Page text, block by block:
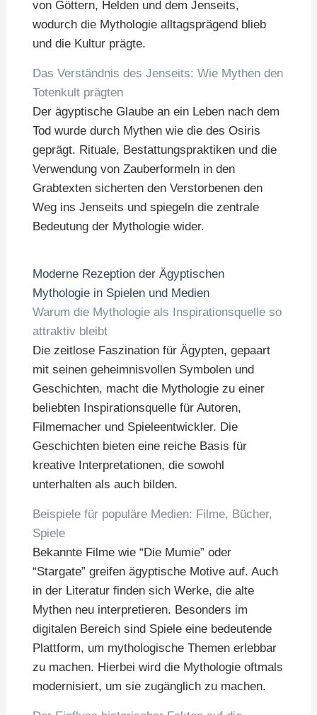
von Göttern, Helden und dem Jenseits,
wodurch die Mythologie alltagsprägend blieb
und die Kultur prägte.
Das Verständnis des Jenseits: Wie Mythen den
Totenkult prägten
Der ägyptische Glaube an ein Leben nach dem
Tod wurde durch Mythen wie die des Osiris
geprägt. Rituale, Bestattungspraktiken und die
Verwendung von Zauberformeln in den
Grabtexten sicherten den Verstorbenen den
Weg ins Jenseits und spiegeln die zentrale
Bedeutung der Mythologie wider.
Moderne Rezeption der Ägyptischen
Mythologie in Spielen und Medien
Warum die Mythologie als Inspirationsquelle so
attraktiv bleibt
Die zeitlose Faszination für Ägypten, gepaart
mit seinen geheimnisvollen Symbolen und
Geschichten, macht die Mythologie zu einer
beliebten Inspirationsquelle für Autoren,
Filmemacher und Spieleentwickler. Die
Geschichten bieten eine reiche Basis für
kreative Interpretationen, die sowohl
unterhalten als auch bilden.
Beispiele für populäre Medien: Filme, Bücher,
Spiele
Bekannte Filme wie “Die Mumie” oder
“Stargate” greifen ägyptische Motive auf. Auch
in der Literatur finden sich Werke, die alte
Mythen neu interpretieren. Besonders im
digitalen Bereich sind Spiele eine bedeutende
Plattform, um mythologische Themen erlebbar
zu machen. Hierbei wird die Mythologie oftmals
modernisiert, um sie zugänglich zu machen.